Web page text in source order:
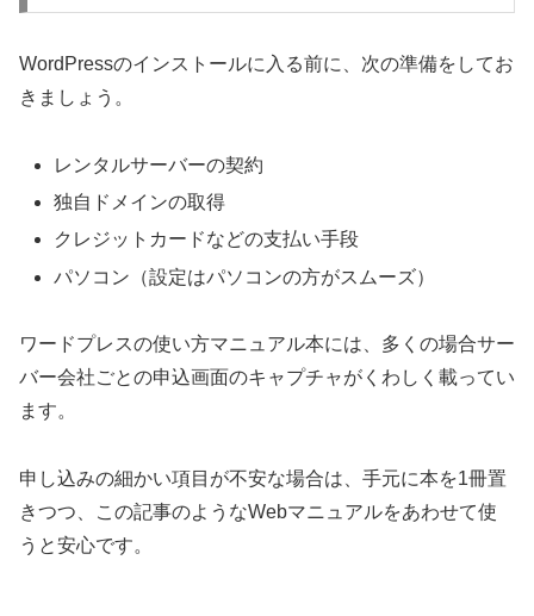
WordPressのインストールに入る前に、次の準備をしてお
きましょう。
レンタルサーバーの契約
独自ドメインの取得
クレジットカードなどの支払い手段
パソコン（設定はパソコンの方がスムーズ）
ワードプレスの使い方マニュアル本には、多くの場合サー
バー会社ごとの申込画面のキャプチャがくわしく載ってい
ます。
申し込みの細かい項目が不安な場合は、手元に本を1冊置
きつつ、この記事のようなWebマニュアルをあわせて使
うと安心です。